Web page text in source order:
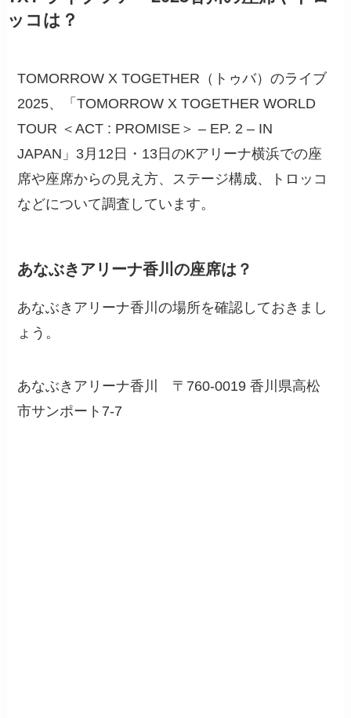
ッコは？
TOMORROW X TOGETHER（トゥバ）のライブ
2025、「TOMORROW X TOGETHER WORLD
TOUR ＜ACT : PROMISE＞ – EP. 2 – IN
JAPAN」3月12日・13日のKアリーナ横浜での座
席や座席からの見え方、ステージ構成、トロッコ
などについて調査しています。
あなぶきアリーナ香川の座席は？
あなぶきアリーナ香川の場所を確認しておきまし
ょう。
あなぶきアリーナ香川 〒760-0019 香川県高松
市サンポート7-7